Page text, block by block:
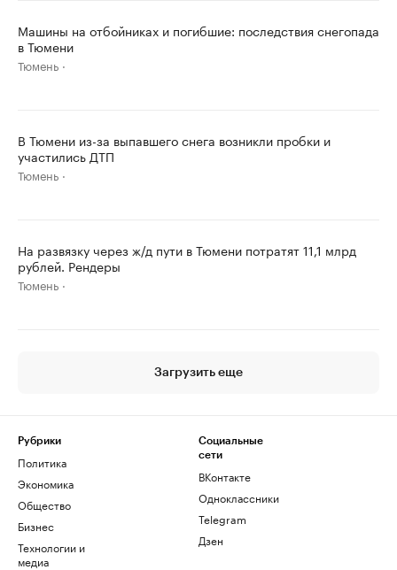
Машины на отбойниках и погибшие: последствия снегопада
в Тюмени
Тюмень
В Тюмени из-за выпавшего снега возникли пробки и
участились ДТП
Тюмень
На развязку через ж/д пути в Тюмени потратят 11,1 млрд
рублей. Рендеры
Тюмень
Загрузить еще
Рубрики
Политика
Экономика
Общество
Бизнес
Технологии и
медиа
Социальные
сети
ВКонтакте
Одноклассники
Telegram
Дзен